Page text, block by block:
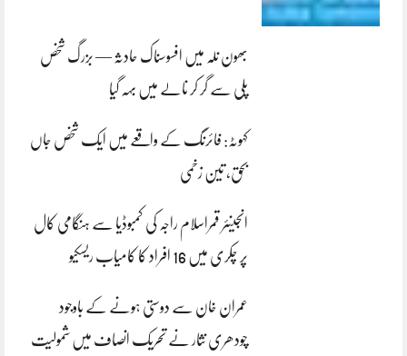
بھون نلہ میں افسوسناک حادثہ — بزرگ شخص
پلی سے گر کر نالے میں بہہ گیا
کہوٹہ: فائرنگ کے واقعے میں ایک شخص جاں
بحق، تین زخمی
انجینئر قمراسلام راجہ کی کمبوڈیا سے ہنگامی کال
پر چکری میں 16 افراد کا کامیاب ریسکیو
عمران خان سے دوستی ہونے کے باوجود
چودھری نثار نے تحریک انصاف میں شمولیت